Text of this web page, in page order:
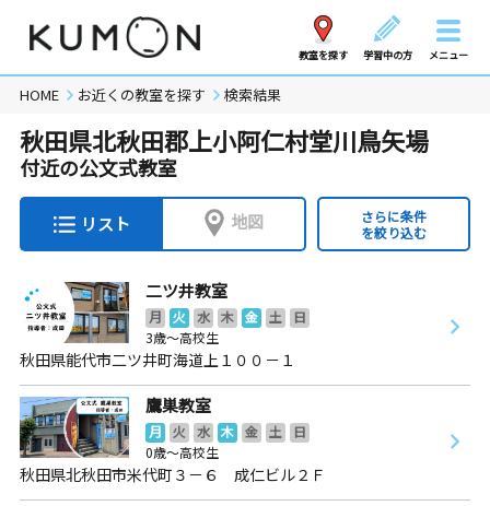
教室を探す 学習中の方 メニュー
HOME お近くの教室を探す 検索結果
秋田県北秋田郡上小阿仁村堂川鳥矢場
付近の公文式教室
リスト 地図
さらに条件
を絞り込む
二ツ井教室
月 火 水 木 金 土
日
3歳～高校生
秋田県能代市二ツ井町海道上１００－１
鷹巣教室
月 火 水 木 金 土
日
0歳～高校生
秋田県北秋田市米代町３－６ 成仁ビル２Ｆ